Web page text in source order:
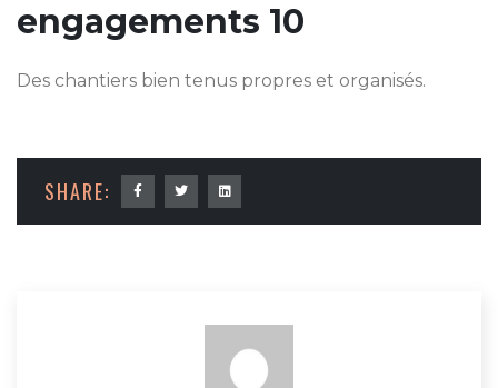
engagements 10
Des chantiers bien tenus propres et organisés.
SHARE: